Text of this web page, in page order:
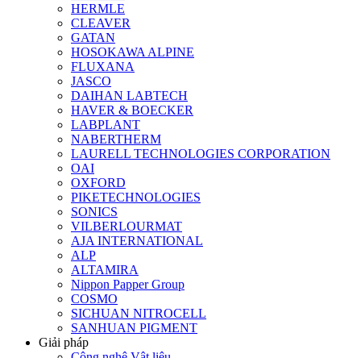
HERMLE
CLEAVER
GATAN
HOSOKAWA ALPINE
FLUXANA
JASCO
DAIHAN LABTECH
HAVER & BOECKER
LABPLANT
NABERTHERM
LAURELL TECHNOLOGIES CORPORATION
OAI
OXFORD
PIKETECHNOLOGIES
SONICS
VILBERLOURMAT
AJA INTERNATIONAL
ALP
ALTAMIRA
Nippon Papper Group
COSMO
SICHUAN NITROCELL
SANHUAN PIGMENT
Giải pháp